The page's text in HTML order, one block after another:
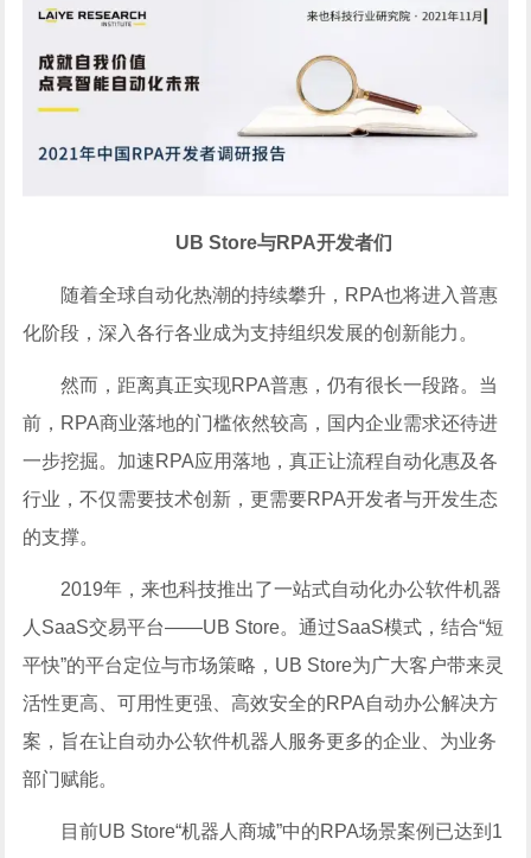
UB Store与RPA开发者们
随着全球自动化热潮的持续攀升，RPA也将进入普惠
化阶段，深入各行各业成为支持组织发展的创新能力。
然而，距离真正实现RPA普惠，仍有很长一段路。当
前，RPA商业落地的门槛依然较高，国内企业需求还待进
一步挖掘。加速RPA应用落地，真正让流程自动化惠及各
行业，不仅需要技术创新，更需要RPA开发者与开发生态
的支撑。
2019年，来也科技推出了一站式自动化办公软件机器
人SaaS交易平台——UB Store。通过SaaS模式，结合“短
平快”的平台定位与市场策略，UB Store为广大客户带来灵
活性更高、可用性更强、高效安全的RPA自动办公解决方
案，旨在让自动办公软件机器人服务更多的企业、为业务
部门赋能。
目前UB Store“机器人商城”中的RPA场景案例已达到1